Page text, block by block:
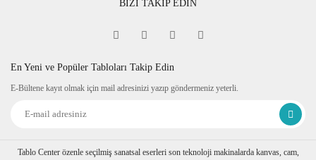
BİZİ TAKİP EDİN
En Yeni ve Popüler Tabloları Takip Edin
E-Bültene kayıt olmak için mail adresinizi yazıp göndermeniz yeterli.
Tablo Center özenle seçilmiş sanatsal eserleri son teknoloji makinalarda kanvas, cam,